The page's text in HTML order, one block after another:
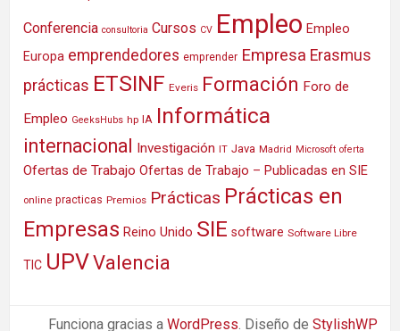
Conferencia consultoria Cursos CV Empleo Empleo
Europa emprendedores emprender Empresa Erasmus
prácticas ETSINF Everis Formación Foro de
Empleo GeeksHubs hp IA Informática
internacional Investigación IT Java Madrid Microsoft oferta
Ofertas de Trabajo Ofertas de Trabajo – Publicadas en SIE
online practicas Premios Prácticas Prácticas en
Empresas Reino Unido SIE software Software Libre
TIC UPVValencia
Funciona gracias a WordPress. Diseño de StylishWP